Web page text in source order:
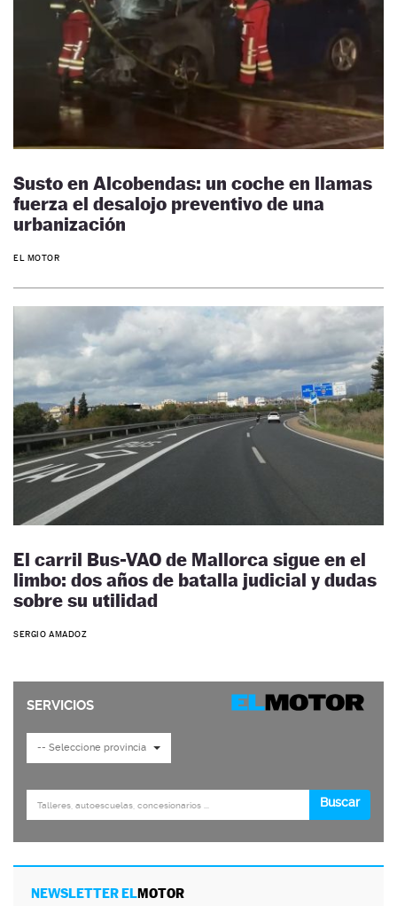
Susto en Alcobendas: un coche en llamas
fuerza el desalojo preventivo de una
urbanización
EL MOTOR
El carril Bus-VAO de Mallorca sigue en el
limbo: dos años de batalla judicial y dudas
sobre su utilidad
SERGIO AMADOZ
NEWSLETTER ELMOTOR